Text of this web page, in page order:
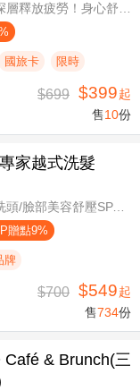
A.緩解壓力深層釋放疲勞！身心舒壓SPA60分(純手技) / B.緩解壓力 × 放鬆身心 × 深層釋放疲勞！讓身體與情緒同步放鬆全程90分身心舒壓(純手技) / C.打造最適合自己的放鬆！自由搭配客製化四選三舒壓全程90分(手技90分) / D.忙碌也能快速充電！客製化四選一舒壓30分(手技30分)
國旅卡 限時
$699 $399起
售10份
家越式洗髮
A.皇家越式洗頭/臉部美容舒壓SPA/舒壓採耳SPA 三選一40分(手技40分) / B.越式經典足底深層保養+去足繭+精油按摩 / C.越式純粹經典套餐(臉部美容舒壓SPA/舒壓採耳SPA二選一)全程80分(手技80分) / D.越式皇家古法按摩|全身越式精油舒壓/越式古法指壓 任選全程60分(手技60分)
贈點9%
牌
$700 $549起
售734份
Café & Brunch(三